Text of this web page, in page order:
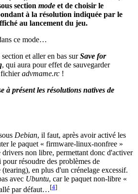
section mode et de choisir le
à la résolution indiquée par le
au lancement du jeu.
ce mode…
et aller en bas surSave for
, qui aura pour effet de sauvegarder
fichieradvmame.rc !
à présent les résolutions natives de
Debian, il faut, après avoir activé les
le paquet « firmware-linux-nonfree »
drivers non libre, permettant donc d'activer
pour résoudre des problèmes de
en plus d'un crénelage excessif.
avec Ubuntu, car le paquet non-libre «
par défaut…[4]